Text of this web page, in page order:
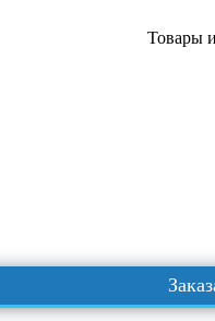
Товары